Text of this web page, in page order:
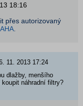
18:16
přes autorizovaný
11. 2013 17:24
dlažby, menšího
náhradní filtry?